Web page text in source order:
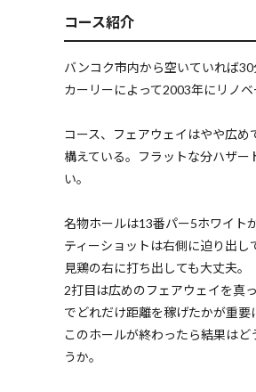
コース紹介
バンコク市内から空いていれば
カーリーによって2003年にリノ
コース、フェアウェイはやや広
構えている。フラットな分ハザ
い。
名物ホールは13番パー5ホワイト
ティーショットは右側に迫り出
見鶏の右に打ち出しても大丈夫。
2打目は広めのフェアウェイを真
でどれだけ距離を稼げたかが重要
このホールが終わったら結果は
うか。